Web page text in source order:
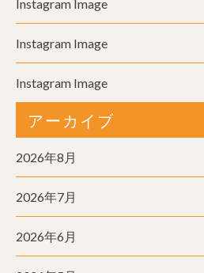
Instagram Image
Instagram Image
Instagram Image
アーカイブ
2026年8月
2026年7月
2026年6月